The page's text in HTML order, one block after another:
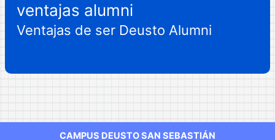
ventajas alumni
Ventajas de ser Deusto Alumni
CAMPUS DEUSTO SAN SEBASTIÁN